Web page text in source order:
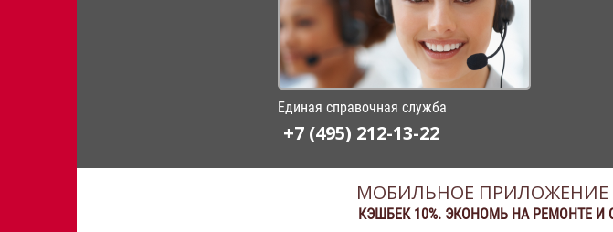
Единая справочная служба
+7 (495) 212-13-22
МОБИЛЬНОЕ ПРИЛОЖЕНИЕ
КЭШБЕК 10%. ЭКОНОМЬ НА РЕМОНТЕ